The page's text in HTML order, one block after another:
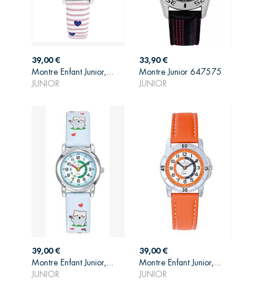
Prix
39,00 €
Montre Enfant Junior,...
JUNIOR
AJOUTER AU
PANIER
Prix
33,90 €
Montre Junior 647575
JUNIOR
AJOUTER AU
PANIER
Prix
39,00 €
Montre Enfant Junior,...
JUNIOR
AJOUTER AU
PANIER
Prix
39,00 €
Montre Enfant Junior,...
JUNIOR
AJOUTER AU
PANIER